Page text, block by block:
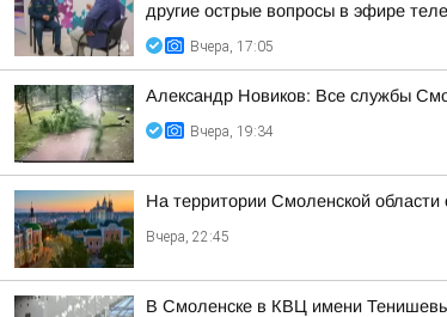
другие острые вопросы в эфире
Вчера, 17:05
Александр Новиков: Все службы
Вчера, 19:34
На территории Смоленской
Вчера, 22:45
В Смоленске в КВЦ имени